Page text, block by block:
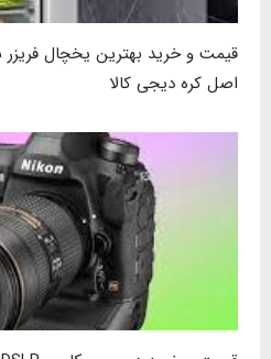
قیمت و خرید بهترین یخچال
اصل کره دیجی کالا